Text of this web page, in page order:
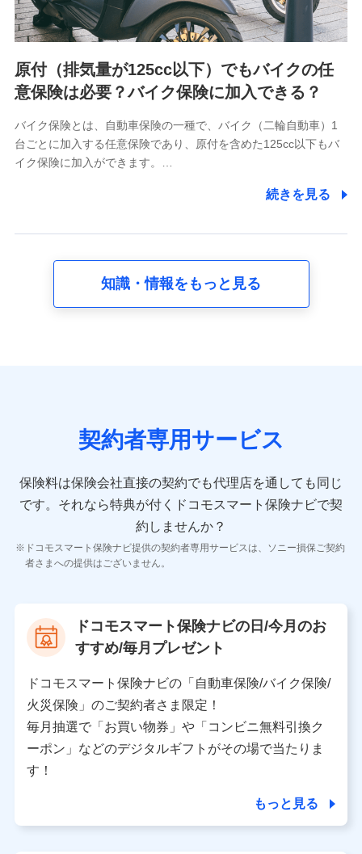
者の関係、保険加入の目的、保険商品の内容、保険料、保険
料のお支払方法、車のメーカーや走行距離などの情報、建物
の構造や築年数などの情報、ペットの種類や年齢など）及び
果情報、メールマガジンを提供した際のメール内容や送信履
歴の情報及び保険の更改案内等を提供した際のメール内容や
送信履歴などの情報）が含まれます。
当社又は株式会社NTTドコモが取得し、又は保有する保険契
約に関する情報。例として、保険契約者及び被保険者の氏
名、住所、生年月日、性別、保険契約者と被保険者の関係、
方法、車のメーカーや走行距離などの情報、建物の構造や築
株式会社NTTドコモ
れらに付帯、関連する当社、株式会社NTTドコモおよび提携
会社のサービスを案内、提供するため
閲覧履歴、購買履歴、ご契約内容等のパーソナルデータを分
析して、お客さまの趣味・嗜好・傾向に応じたサービス・商
品等に関するご提案や広告の配信等を行うことがありま
各種セミナーの開催のため
コンサルティングサービスの実施のため
アンケートやキャンペーン等の実施のため
称・住所・代表者名】
当該個人データを取り扱う各共同利用者（詳細は次のと
おり）
東京都千代田区永田町2丁目11番1号 山王パークタワー
株式会社NTTドコモ 代表取締役社長 前田 義晃
東京都中央区日本橋人形町2-14-10 アーバンネット日
本橋ビル 3F
原付（排気量が125cc以下）でもバイクの任
意保険は必要？バイク保険に加入できる？
バイク保険とは、自動車保険の一種で、バイク（二輪自動車）1
台ごとに加入する任意保険であり、原付を含めた125cc以下もバ
イク保険に加入ができます。…
続きを見る
知識・情報をもっと見る
契約者専用サービス
保険料は保険会社直接の契約でも代理店を通しても同じ
です。 それなら特典が付くドコモスマート保険ナビで契
約しませんか？
ドコモスマート保険ナビ提供の契約者専用サービスは、ソニー損保ご契約
者さまへの提供はございません。
ドコモスマート保険ナビの日/今月のお
すすめ/毎月プレゼント
ドコモスマート保険ナビの「自動車保険/バイク保険/
火災保険」のご契約者さま限定！
毎月抽選で「お買い物券」や「コンビニ無料引換ク
ーポン」などのデジタルギフトがその場で当たりま
す！
もっと見る